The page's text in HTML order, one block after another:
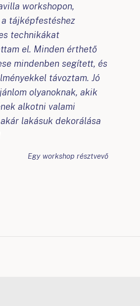
workshopon,
a tájképfestéshez
technikákat
el. Minden érthető
mindenben segített, és
távoztam. Jó
olyanoknak, akik
alkotni valami
lakásuk dekorálása
Egy workshop résztvevő